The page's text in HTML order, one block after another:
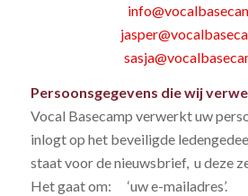
Persoonsgegevens die wij
Vocal Basecamp verwerkt uw
inlogt op het beveiligde
staat voor de nieuwsbrief, u deze
Het gaat om: ‘uw e-mailadres’.